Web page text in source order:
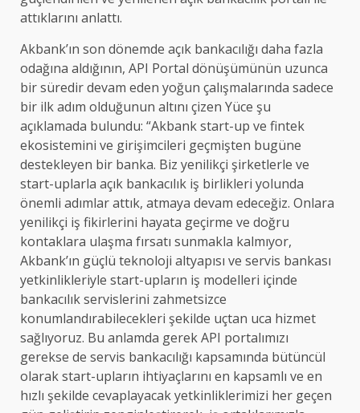
attıklarını anlattı.
Akbank’ın son dönemde açık bankacılığı daha fazla
odağına aldığının, API Portal dönüşümünün uzunca
bir süredir devam eden yoğun çalışmalarında sadece
bir ilk adım olduğunun altını çizen Yüce şu
açıklamada bulundu: “Akbank start-up ve fintek
ekosistemini ve girişimcileri geçmişten bugüne
destekleyen bir banka. Biz yenilikçi şirketlerle ve
start-uplarla açık bankacılık iş birlikleri yolunda
önemli adımlar attık, atmaya devam edeceğiz. Onlara
yenilikçi iş fikirlerini hayata geçirme ve doğru
kontaklara ulaşma fırsatı sunmakla kalmıyor,
Akbank’ın güçlü teknoloji altyapısı ve servis bankası
yetkinlikleriyle start-upların iş modelleri içinde
bankacılık servislerini zahmetsizce
konumlandırabilecekleri şekilde uçtan uca hizmet
sağlıyoruz. Bu anlamda gerek API portalımızı
gerekse de servis bankacılığı kapsamında bütüncül
olarak start-upların ihtiyaçlarını en kapsamlı ve en
hızlı şekilde cevaplayacak yetkinliklerimizi her geçen